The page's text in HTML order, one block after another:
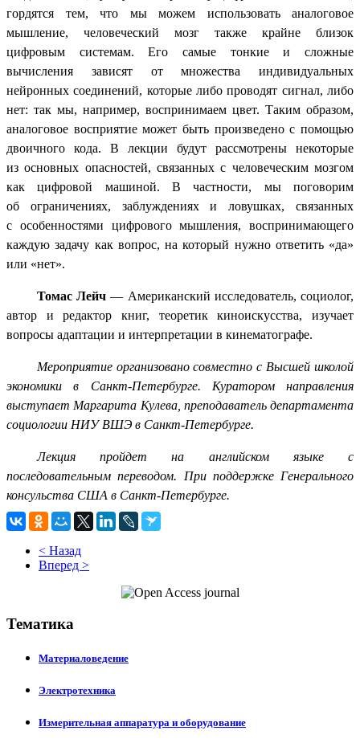
гордятся тем, что мы можем использовать аналоговое
мышление, человеческий мозг также крайне близок
цифровым системам. Его самые тонкие и сложные
вычисления зависят от множества индивидуальных
нейронных соединений, которые либо проводят сигнал, либо
нет: так мы, например, воспринимаем цвет. Таким образом,
аналоговое восприятие может быть произведено с помощью
двоичного кода. В лекции будут рассмотрены некоторые
из основных опасностей, связанных с человеческим мозгом
как цифровой машиной. В частности, мы поговорим
об ограничениях, заблуждениях и ловушках, связанных
с особенностями цифрового мышления, воспринимающего
каждую задачу как вопрос, на который нужно ответить «да»
или «нет».
Томас Лейч — Американский исследователь, социолог,
автор и редактор книг, теоретик киноискусства, изучает
вопросы адаптации и интерпретации в кинематографе.
Мероприятие организовано совместно с Высшей школой
экономики в Санкт-Петербурге. Куратором направления
выступает Маргарита Кулева, преподаватель департамента
социологии НИУ ВШЭ в Санкт-Петербурге.
Лекция пройдет на английском языке с
последовательным переводом. При поддержке Генерального
консульства США в Санкт-Петербурге.​
< Назад
Вперед >
Тематика
Материаловедение
Электротехника
Измерительная аппаратура и оборудование